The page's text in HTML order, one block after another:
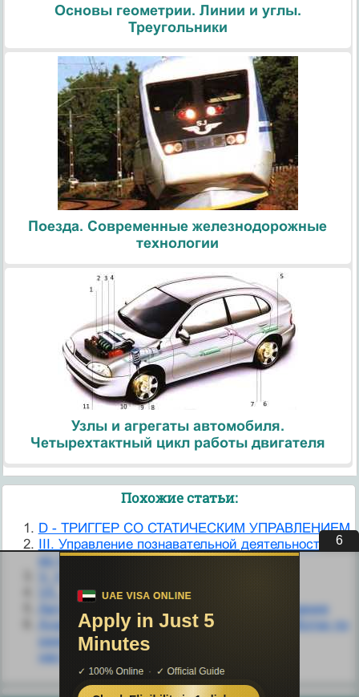
Основы геометрии. Линии и углы.
Треугольники
Поезда. Современные железнодорожные
технологии
Узлы и агрегаты автомобиля.
Четырехтактный цикл работы двигателя
Похожие статьи:
D - ТРИГГЕР СО СТАТИЧЕСКИМ УПРАВЛЕНИЕМ
III. Управление познавательной деятельностью и
ее проявление на уроке.
VII. Управление торговым персоналом
Автоматическое управление и регулирование
Адаптивное управление точностью обработки по
размерам динамической и статической
настройки
5